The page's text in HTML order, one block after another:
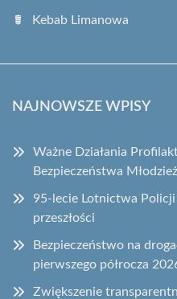
Kebab Limanowa
NAJNOWSZE WPISY
Ważne Działania
Bezpieczeństwa
95-lecie Lotnictwa
przeszłości
Bezpieczeństwo na
pierwszego półrocza
Zwiększenie